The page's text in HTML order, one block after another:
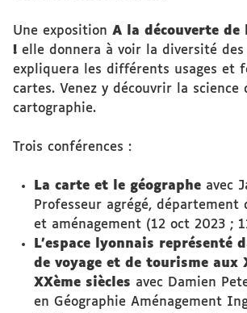
Une exposition A la découverte de
! elle donnera à voir la diversité
expliquera les différents usages et
cartes. Venez y découvrir la science
cartographie.
Trois conférences :
La carte et le géographeavec
Professeur agrégé, département
et aménagement (12 oct 2023 ;
L’espace lyonnais représenté
de voyage et de tourisme aux
XXème siècles avec Damien
en Géographie Aménagement